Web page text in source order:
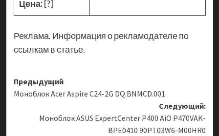
Цена:[?]
Реклама. Информация о рекламодателе по
ссылкам в статье.
Навигация
записи
Предыдущий
Моноблок Acer Aspire C24-2G DQ.BNMCD.001
Следующий:
Моноблок ASUS ExpertCenter P400 AiO P470VAK-
BPE0410 90PT03W6-M00HR0